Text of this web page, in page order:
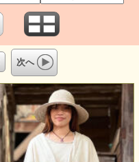
次へ